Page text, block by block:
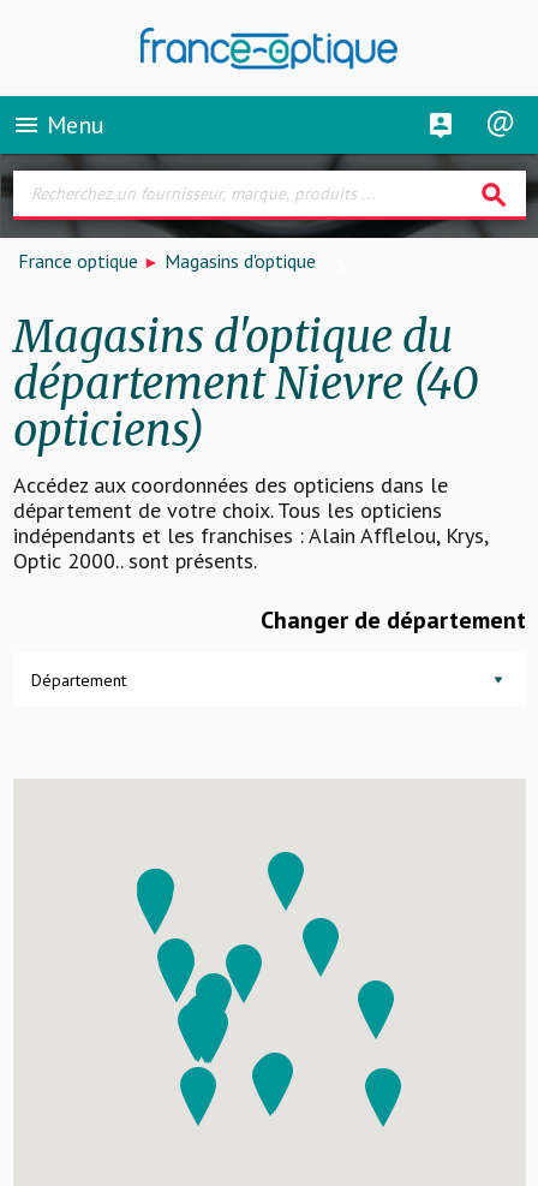
menu Menu
search
France optique Magasins d'optique
Magasins d'optique du
département Nievre (40
opticiens)
Accédez aux coordonnées des opticiens dans le
département de votre choix. Tous les opticiens
indépendants et les franchises : Alain Afflelou, Krys,
Optic 2000.. sont présents.
Changer de département
Département